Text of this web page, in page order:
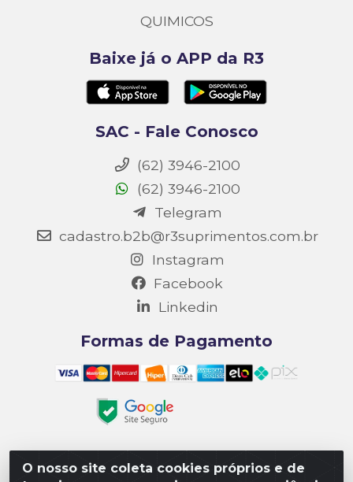
O nosso site coleta cookies próprios e de
QUIMICOS
Baixe já o APP da R3
SAC - Fale Conosco
(62) 3946-2100
(62) 3946-2100
Telegram
cadastro.b2b@r3suprimentos.com.br
Instagram
Facebook
Linkedin
Formas de Pagamento
Matriz R3 Suprimentos - Rua 14, Polo Empresarial Goiás